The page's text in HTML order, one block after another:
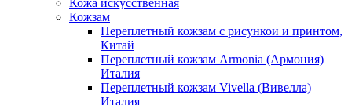
Кожзам
Переплетный кожзам с рисункои и принтом,
Китай
Переплетный кожзам Armonia (Армония)
Италия
Переплетный кожзам Vivella (Вивелла)
Италия